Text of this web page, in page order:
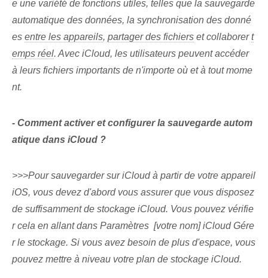
e une variété de fonctions utiles,⁤ telles que la sauvegarde
automatique des données,⁣ la synchronisation des donné
es entre les appareils, partager des fichiers et collaborert
emps réel. ‌Avec iCloud, les ⁤utilisateurs‌ peuvent accéder
à leurs fichiers importants de n'importe où et à tout mome
nt.
-​ Comment activer et configurer la sauvegarde autom
atique⁢ dans iCloud ?
>>>Pour sauvegarder sur iCloud à partir de votre appareil
iOS, vous devez d'abord vous assurer que vous disposez
de suffisamment de stockage iCloud⁤. Vous pouvez vérifie
r cela en allant dans Paramètres ⁢ [votre nom] iCloud Gére
r le stockage. Si vous avez besoin de plus d'espace, vous
pouvez mettre à niveau votre plan de stockage iCloud.